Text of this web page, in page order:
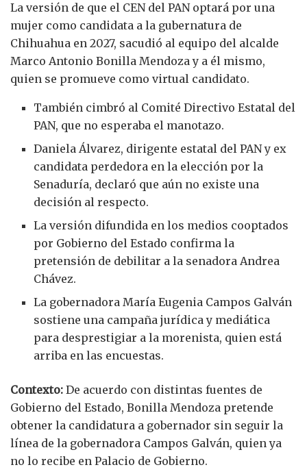
La versión de que el CEN del PAN optará por una
mujer como candidata a la gubernatura de
Chihuahua en 2027, sacudió al equipo del alcalde
Marco Antonio Bonilla Mendoza y a él mismo,
quien se promueve como virtual candidato.
También cimbró al Comité Directivo Estatal del
PAN, que no esperaba el manotazo.
Daniela Álvarez, dirigente estatal del PAN y ex
candidata perdedora en la elección por la
Senaduría, declaró que aún no existe una
decisión al respecto.
La versión difundida en los medios cooptados
por Gobierno del Estado confirma la
pretensión de debilitar a la senadora Andrea
Chávez.
La gobernadora María Eugenia Campos Galván
sostiene una campaña jurídica y mediática
para desprestigiar a la morenista, quien está
arriba en las encuestas.
Contexto: De acuerdo con distintas fuentes de
Gobierno del Estado, Bonilla Mendoza pretende
obtener la candidatura a gobernador sin seguir la
línea de la gobernadora Campos Galván, quien ya
no lo recibe en Palacio de Gobierno.